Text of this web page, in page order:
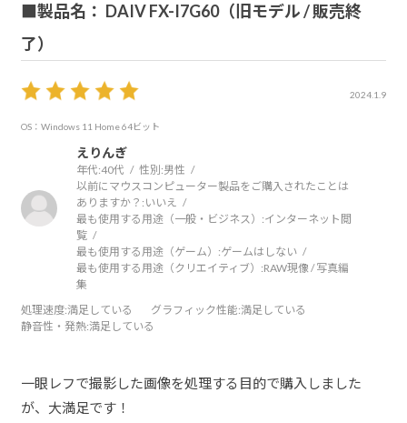
■製品名： DAIV FX-I7G60（旧モデル / 販売終
了）
2024.1.9
OS：Windows 11 Home 64ビット
えりんぎ
年代:40代 性別:男性
以前にマウスコンピューター製品をご購入されたことは
ありますか？: いいえ
最も使用する用途（一般・ビジネス）:インターネット閲
覧
最も使用する用途（ゲーム）:ゲームはしない
最も使用する用途（クリエイティブ）:RAW現像 / 写真編
集
処理速度:満足している グラフィック性能:満足している
静音性・発熱:満足している
一眼レフで撮影した画像を処理する目的で購入しました
が、大満足です！